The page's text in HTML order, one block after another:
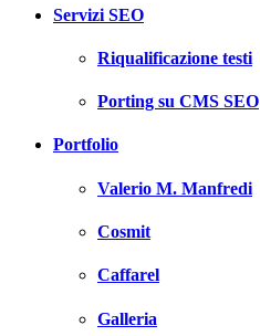
Servizi SEO
Riqualificazione testi
Porting su CMS SEO
Portfolio
Valerio M. Manfredi
Cosmit
Caffarel
Galleria